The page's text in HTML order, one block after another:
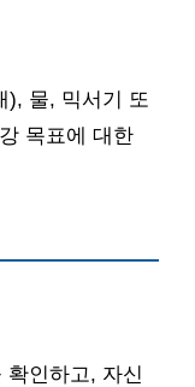
), 물, 믹서기 또
목표에 대한
인하고, 자신